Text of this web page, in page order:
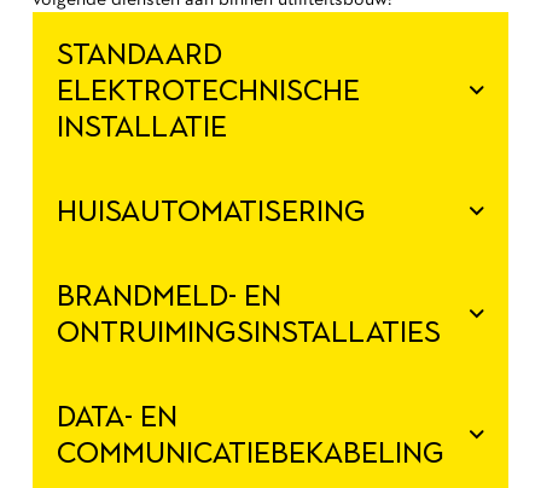
STANDAARD
ELEKTROTECHNISCHE
INSTALLATIE
HUISAUTOMATISERING
BRANDMELD- EN
ONTRUIMINGSINSTALLATIES
DATA- EN
COMMUNICATIEBEKABELING